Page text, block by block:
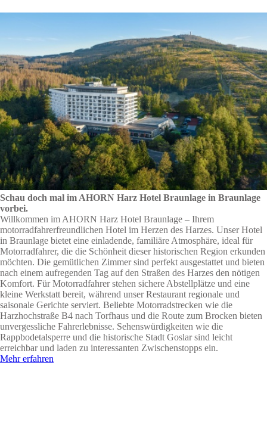
Schau doch mal im AHORN Harz Hotel Braunlage in Braunlage
vorbei.
Willkommen im AHORN Harz Hotel Braunlage – Ihrem
motorradfahrerfreundlichen Hotel im Herzen des Harzes. Unser Hotel
in Braunlage bietet eine einladende, familiäre Atmosphäre, ideal für
Motorradfahrer, die die Schönheit dieser historischen Region erkunden
möchten. Die gemütlichen Zimmer sind perfekt ausgestattet und bieten
nach einem aufregenden Tag auf den Straßen des Harzes den nötigen
Komfort. Für Motorradfahrer stehen sichere Abstellplätze und eine
kleine Werkstatt bereit, während unser Restaurant regionale und
saisonale Gerichte serviert. Beliebte Motorradstrecken wie die
Harzhochstraße B4 nach Torfhaus und die Route zum Brocken bieten
unvergessliche Fahrerlebnisse. Sehenswürdigkeiten wie die
Rappbodetalsperre und die historische Stadt Goslar sind leicht
erreichbar und laden zu interessanten Zwischenstopps ein.
Mehr erfahren